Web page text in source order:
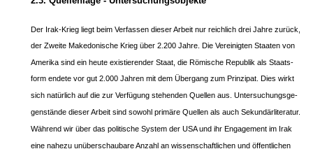
Der Irak-Krieg liegt beim Verfassen dieser Arbeit nur reichlich drei Jahre zurück,
der Zweite Makedonische Krieg über 2.200 Jahre. Die Vereinigten Staaten von
Amerika sind ein heute existierender Staat, die Römische Republik als Staats-
form endete vor gut 2.000 Jahren mit dem Übergang zum Prinzipat. Dies wirkt
sich natürlich auf die zur Verfügung stehenden Quellen aus. Untersuchungsge-
genstände dieser Arbeit sind sowohl primäre Quellen als auch Sekundärliteratur.
Während wir über das politische System der USA und ihr Engagement im Irak
eine nahezu unüberschaubare Anzahl an wissenschaftlichen und öffentlichen